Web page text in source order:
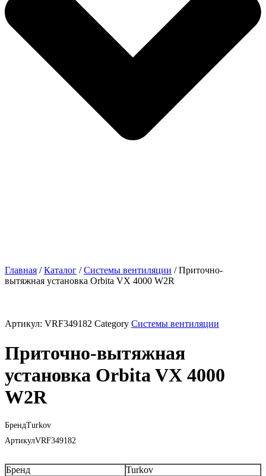
Главная /Каталог /Системы вентиляции / Приточно-
вытяжная установка Orbita VX 4000 W2R
Артикул: VRF349182 Category Системы вентиляции
Приточно-вытяжная
установка Orbita VX 4000
W2R
БрендTurkov
АртикулVRF349182
Бренд
Turkov